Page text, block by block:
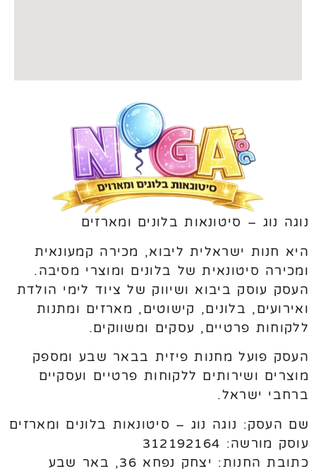
נוגה נוג – סיטונאות בלונים ומארזים
היא חנות ישראלית ליבוא, מכירה קמעונאית
ומכירה סיטונאית של בלונים ומוצרי מסיבה.
העסק עוסק ביבוא ושיווק של ציוד לימי הולדת
ואירועים, בלונים, קישוטים, מארזים ומתנות
ללקוחות פרטיים, עסקים ומשווקים.
העסק פועל מחנות פיזית בבאר שבע ומספק
מוצרים ושירותים ללקוחות פרטיים ועסקיים
ברחבי ישראל.
שם העסק: נוגה נוג – סיטונאות בלונים ומארזים
עוסק מורשה: 312192164
כתובת החנות: יצחק נפחא 36, באר שבע